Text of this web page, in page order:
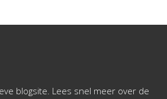
blogsite. Lees snel meer over de